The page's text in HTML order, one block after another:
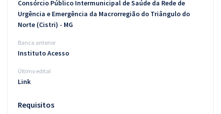
Blog
Aprovados
Consórcio Público Intermunicipal de Saúde da Rede de
Urgência e Emergência da Macrorregião do Triângulo do
Norte (Cistri) - MG
Banca anterior
Instituto Acesso
Último edital
Link
Requisitos